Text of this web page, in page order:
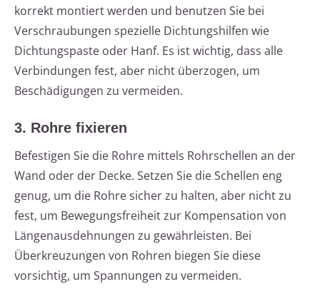
korrekt montiert werden und benutzen Sie bei
Verschraubungen spezielle Dichtungshilfen wie
Dichtungspaste oder Hanf. Es ist wichtig, dass alle
Verbindungen fest, aber nicht überzogen, um
Beschädigungen zu vermeiden.
3. Rohre fixieren
Befestigen Sie die Rohre mittels Rohrschellen an der
Wand oder der Decke. Setzen Sie die Schellen eng
genug, um die Rohre sicher zu halten, aber nicht zu
fest, um Bewegungsfreiheit zur Kompensation von
Längenausdehnungen zu gewährleisten. Bei
Überkreuzungen von Rohren biegen Sie diese
vorsichtig, um Spannungen zu vermeiden.